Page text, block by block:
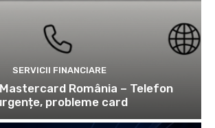
SERVICII FINANCIARE
România – Telefon
probleme card